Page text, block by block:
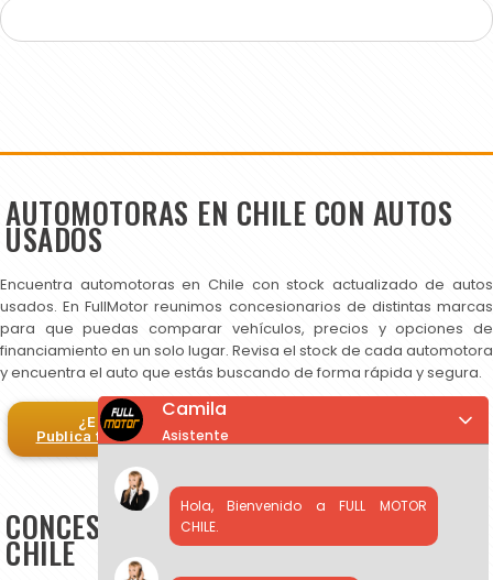
AUTOMOTORAS EN CHILE CON AUTOS
USADOS
Encuentra automotoras en Chile con stock actualizado de autos
usados. En FullMotor reunimos concesionarios de distintas marcas
para que puedas comparar vehículos, precios y opciones de
financiamiento en un solo lugar. Revisa el stock de cada automotora
y encuentra el auto que estás buscando de forma rápida y segura.
¿Eres automotora?
Publica tus autos en FullMotor
CONCESIONARIOS DE AUTOS USADOS EN
CHILE
Camila
Asistente
Hola, Bienvenido a FULL MOTOR
CHILE.